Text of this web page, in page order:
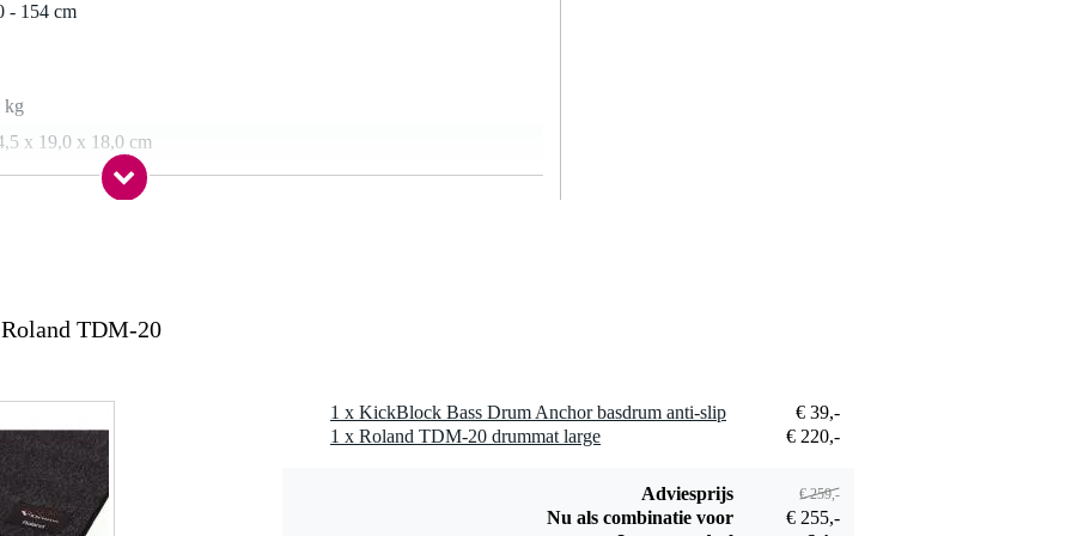
- 154 cm
kg
x 19,0 x 18,0 cm
urethaan-hars)
TDM-20
1 x KickBlock Bass Drum Anchor basdrum anti-slip
€ 39,-
1 x Roland TDM-20 drummat large
€ 220,-
Adviesprijs € 259,-
Nu als combinatie voor
€ 255,-